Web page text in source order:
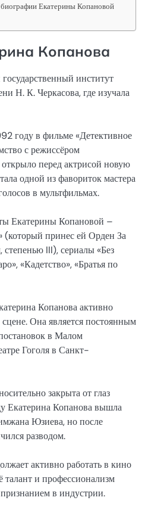
Екатерины Копановой
Копанова
институт
Н. К. Черкасова, где изучала
году в фильме «Детективное
с режиссёром
перед актрисой новую
одной из фавориток мастера
в мультфильмах.
Екатерины Копановой –
принес ей Орден За
степенью III), сериалы «Без
«Кадетство», «Братья по
Копанова активно
Она является постоянным
в Малом
Гоголя в Санкт-
закрыта от глаз
Екатерина Копанова вышла
Юзиева, но после
разводом.
активно работать в кино
талант и профессионализм
в индустрии.